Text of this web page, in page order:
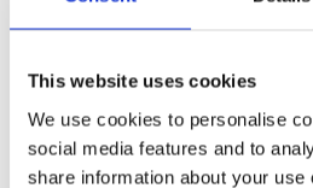
This website uses cookies
We use cookies to personalise
social media features and to
share information about your
Total du nombre de lits: